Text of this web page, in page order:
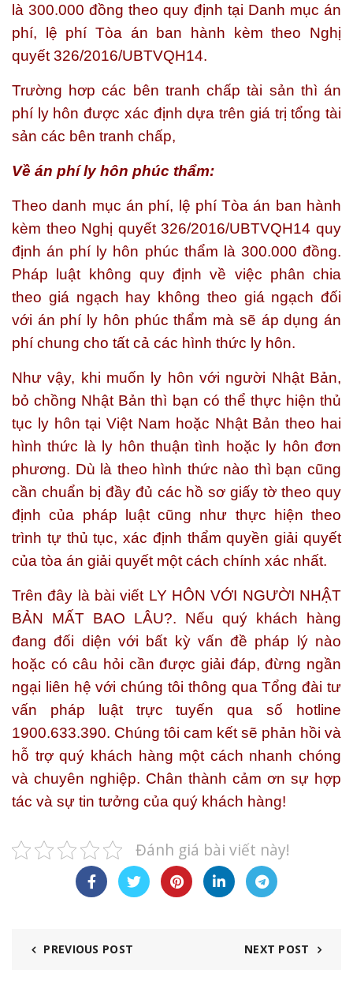
là 300.000 đồng theo quy định tại Danh mục án
phí, lệ phí Tòa án ban hành kèm theo Nghị
quyết 326/2016/UBTVQH14.
Trường hơp các bên tranh chấp tài sản thì án
phí ly hôn được xác định dựa trên giá trị tổng tài
sản các bên tranh chấp,
Về án phí ly hôn phúc thẩm:
Theo danh mục án phí, lệ phí Tòa án ban hành
kèm theo Nghị quyết 326/2016/UBTVQH14 quy
định án phí ly hôn phúc thẩm là 300.000 đồng.
Pháp luật không quy định về việc phân chia
theo giá ngạch hay không theo giá ngạch đối
với án phí ly hôn phúc thẩm mà sẽ áp dụng án
phí chung cho tất cả các hình thức ly hôn.
Như vậy, khi muốn ly hôn với người Nhật Bản,
bỏ chồng Nhật Bản thì bạn có thể thực hiện thủ
tục ly hôn tại Việt Nam hoặc Nhật Bản theo hai
hình thức là ly hôn thuận tình hoặc ly hôn đơn
phương. Dù là theo hình thức nào thì bạn cũng
cần chuẩn bị đầy đủ các hồ sơ giấy tờ theo quy
định của pháp luật cũng như thực hiện theo
trình tự thủ tục, xác định thẩm quyền giải quyết
của tòa án giải quyết một cách chính xác nhất.
Trên đây là bài viết LY HÔN VỚI NGƯỜI NHẬT
BẢN MẤT BAO LÂU?. Nếu quý khách hàng
đang đối diện với bất kỳ vấn đề pháp lý nào
hoặc có câu hỏi cần được giải đáp, đừng ngần
ngại liên hệ với chúng tôi thông qua Tổng đài tư
vấn pháp luật trực tuyến qua số hotline
1900.633.390. Chúng tôi cam kết sẽ phản hồi và
hỗ trợ quý khách hàng một cách nhanh chóng
và chuyên nghiệp. Chân thành cảm ơn sự hợp
tác và sự tin tưởng của quý khách hàng!
Đánh giá bài viết này!
PREVIOUS POST NEXT POST